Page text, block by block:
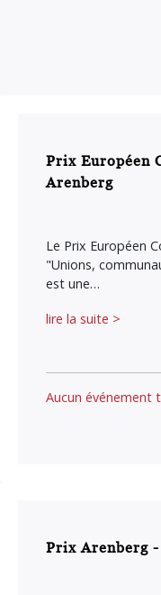
Prix Européen
Arenberg
Le Prix Européen
"Unions,
est une…
lire la suite >
Aucun événement
Prix Arenberg